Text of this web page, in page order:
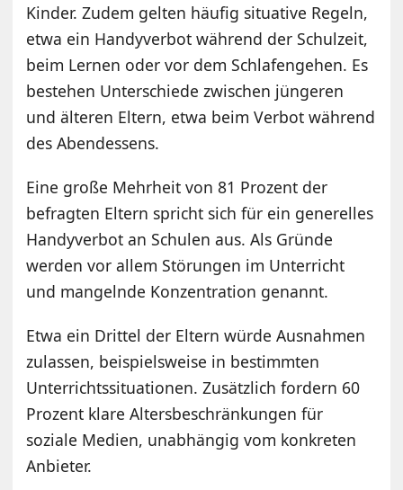
Kinder. Zudem gelten häufig situative Regeln,
etwa ein Handyverbot während der Schulzeit,
beim Lernen oder vor dem Schlafengehen. Es
bestehen Unterschiede zwischen jüngeren
und älteren Eltern, etwa beim Verbot während
des Abendessens.
Eine große Mehrheit von 81 Prozent der
befragten Eltern spricht sich für ein generelles
Handyverbot an Schulen aus. Als Gründe
werden vor allem Störungen im Unterricht
und mangelnde Konzentration genannt.
Etwa ein Drittel der Eltern würde Ausnahmen
zulassen, beispielsweise in bestimmten
Unterrichtssituationen. Zusätzlich fordern 60
Prozent klare Altersbeschränkungen für
soziale Medien, unabhängig vom konkreten
Anbieter.